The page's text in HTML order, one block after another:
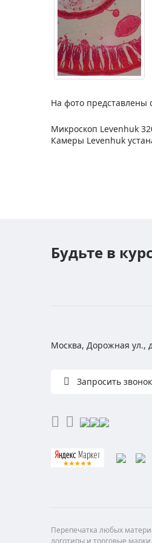
На фото представлены
Микроскоп Levenhuk
Камеры Levenhuk
Будьте в
Москва, Дорожная ул.,
Запросить звонок
Перепечатка любых
логотипы и торговые